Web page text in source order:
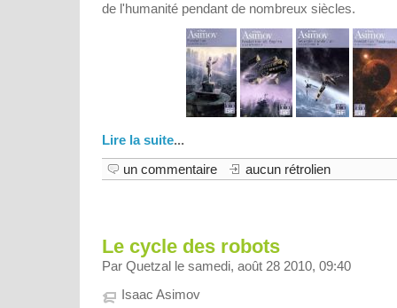
de l'humanité pendant de nombreux siècles.
Lire la suite...
un commentaire
aucun rétrolien
Le cycle des robots
Par Quetzal le samedi, août 28 2010, 09:40
Isaac Asimov